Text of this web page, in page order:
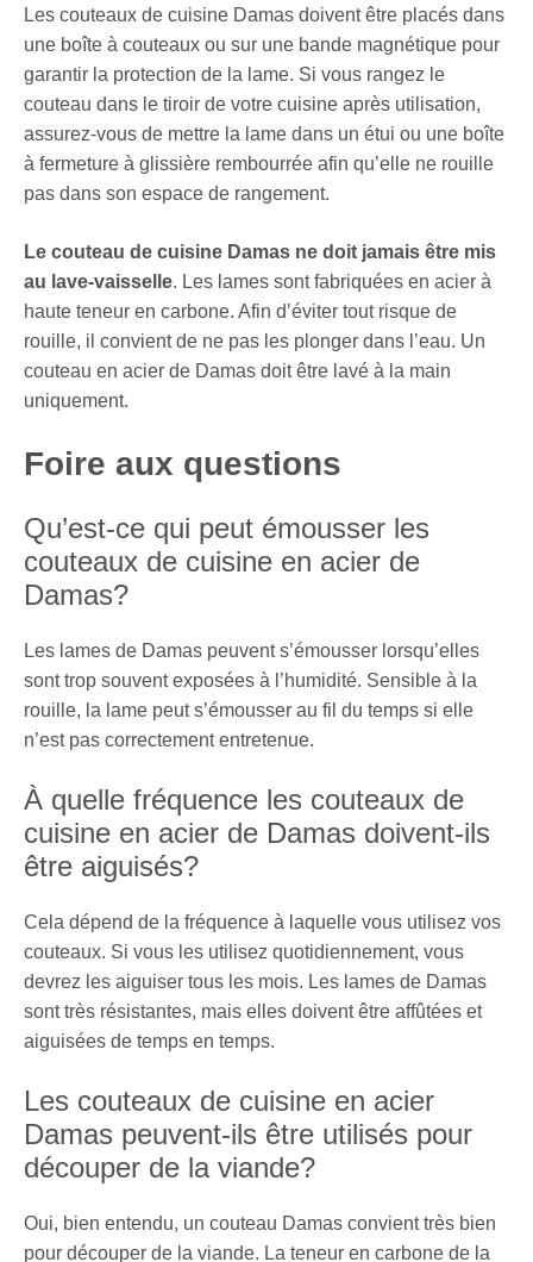
Les couteaux de cuisine Damas doivent être placés dans
une boîte à couteaux ou sur une bande magnétique pour
garantir la protection de la lame. Si vous rangez le
couteau dans le tiroir de votre cuisine après utilisation,
assurez-vous de mettre la lame dans un étui ou une boîte
à fermeture à glissière rembourrée afin qu’elle ne rouille
pas dans son espace de rangement.
Le couteau de cuisine Damas ne doit jamais être mis
au lave-vaisselle. Les lames sont fabriquées en acier à
haute teneur en carbone. Afin d’éviter tout risque de
rouille, il convient de ne pas les plonger dans l’eau. Un
couteau en acier de Damas doit être lavé à la main
uniquement.
Foire aux questions
Qu’est-ce qui peut émousser les
couteaux de cuisine en acier de
Damas?
Les lames de Damas peuvent s’émousser lorsqu’elles
sont trop souvent exposées à l’humidité. Sensible à la
rouille, la lame peut s’émousser au fil du temps si elle
n’est pas correctement entretenue.
À quelle fréquence les couteaux de
cuisine en acier de Damas doivent-ils
être aiguisés?
Cela dépend de la fréquence à laquelle vous utilisez vos
couteaux. Si vous les utilisez quotidiennement, vous
devrez les aiguiser tous les mois. Les lames de Damas
sont très résistantes, mais elles doivent être affûtées et
aiguisées de temps en temps.
Les couteaux de cuisine en acier
Damas peuvent-ils être utilisés pour
découper de la viande?
Oui, bien entendu, un couteau Damas convient très bien
pour découper de la viande. La teneur en carbone de la